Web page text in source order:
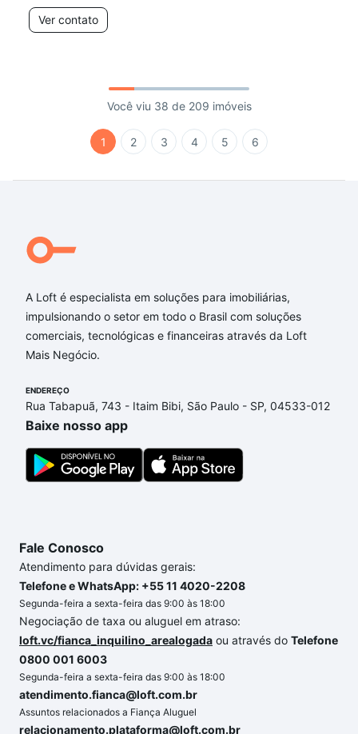
Ver contato
Você viu 38 de 209 imóveis
1 2 3 4 5 6
A Loft é especialista em soluções para imobiliárias,
impulsionando o setor em todo o Brasil com soluções
comerciais, tecnológicas e financeiras através da Loft
Mais Negócio.
ENDEREÇO
Rua Tabapuã, 743 - Itaim Bibi, São Paulo - SP, 04533-012
Baixe nosso app
Fale Conosco
Atendimento para dúvidas gerais:
Telefone e WhatsApp: +55 11 4020-2208
Segunda-feira a sexta-feira das 9:00 às 18:00
Negociação de taxa ou aluguel em atraso:
loft.vc/fianca_inquilino_arealogada ou através do Telefone
0800 001 6003
Segunda-feira a sexta-feira das 9:00 às 18:00
atendimento.fianca@loft.com.br
Assuntos relacionados a Fiança Aluguel
relacionamento.plataforma@loft.com.br